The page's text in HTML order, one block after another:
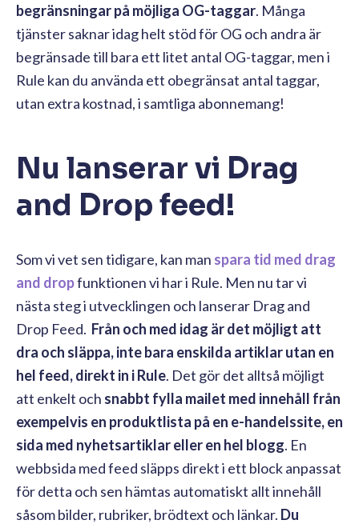
begränsningar på möjliga OG-taggar. Många
tjänster saknar idag helt stöd för OG och andra är
begränsade till bara ett litet antal OG-taggar, men i
Rule kan du använda ett obegränsat antal taggar,
utan extra kostnad, i samtliga abonnemang!
Nu lanserar vi Drag
and Drop feed!
Som vi vet sen tidigare, kan man spara tid med drag
and dropfunktionen vi har i Rule. Men nu tar vi
nästa steg i utvecklingen och lanserar Drag and
Drop Feed. Från och med idag är det möjligt att
dra och släppa, inte bara enskilda artiklar utan en
hel feed, direkt in i Rule. Det gör det alltså möjligt
att enkelt och snabbt fylla mailet med innehåll från
exempelvis en produktlista på en e-handelssite, en
sida med nyhetsartiklar eller en hel blogg. En
webbsida med feed släpps direkt i ett block anpassat
för detta och sen hämtas automatiskt allt innehåll
såsom bilder, rubriker, brödtext och länkar. Du